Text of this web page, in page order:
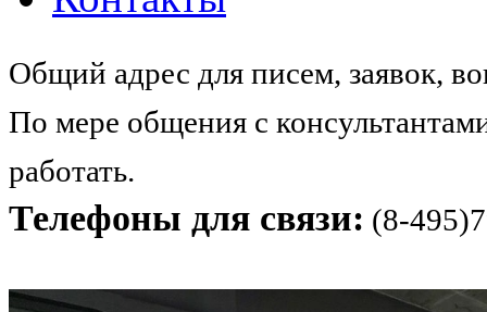
Общий адрес для писем, заявок,
По мере общения с
работать.
Телефоны для связи: (8-